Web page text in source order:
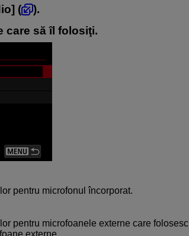
] (
).
care să îl folosiţi.
pentru microfonul încorporat.
pentru microfoanele externe care folosesc
externe.